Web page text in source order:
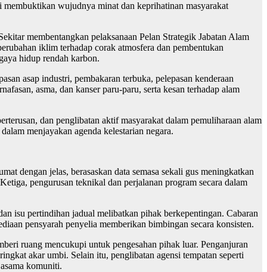
wujudnya minat dan keprihatinan masyarakat
membentangkan pelaksanaan Pelan Strategik Jabatan Alam
iklim terhadap corak atmosfera dan pembentukan
hidup rendah karbon.
asap industri, pembakaran terbuka, pelepasan kenderaan
asma, dan kanser paru-paru, serta kesan terhadap alam
dan penglibatan aktif masyarakat dalam pemuliharaan alam
menjayakan agenda kelestarian negara.
dengan jelas, berasaskan data semasa sekali gus meningkatkan
pengurusan teknikal dan perjalanan program secara dalam
isu pertindihan jadual melibatkan pihak berkepentingan. Cabaran
pensyarah penyelia memberikan bimbingan secara konsisten.
ruang mencukupi untuk pengesahan pihak luar. Penganjuran
akar umbi. Selain itu, penglibatan agensi tempatan seperti
komuniti.